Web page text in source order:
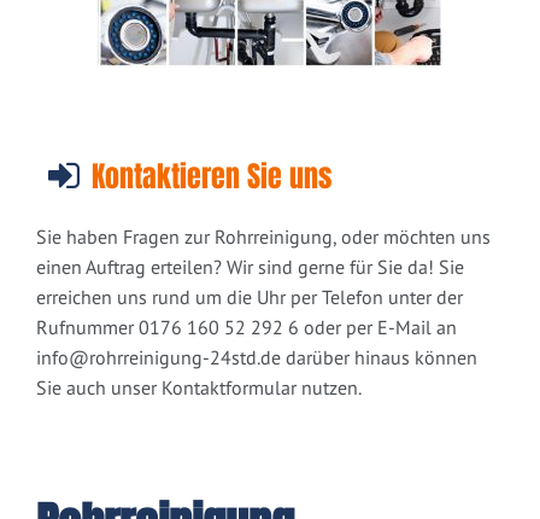
Kontaktieren Sie uns
Sie haben Fragen zur Rohrreinigung, oder möchten uns
einen Auftrag erteilen? Wir sind gerne für Sie da! Sie
erreichen uns rund um die Uhr per Telefon unter der
Rufnummer 0176 160 52 292 6 oder per E-Mail an
info@rohrreinigung-24std.de darüber hinaus können
Sie auch unser Kontaktformular nutzen.